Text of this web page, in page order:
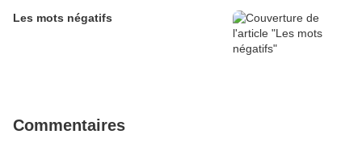
Les mots négatifs
Commentaires